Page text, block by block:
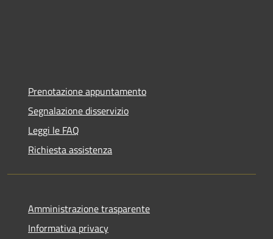
Prenotazione appuntamento
Segnalazione disservizio
Leggi le FAQ
Richiesta assistenza
Amministrazione trasparente
Informativa privacy